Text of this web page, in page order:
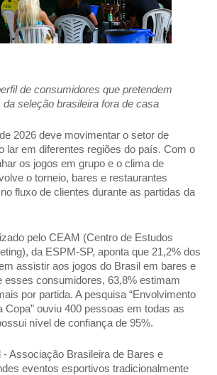
de consumidores que pretendem
seleção brasileira fora de casa
2026 deve movimentar o setor de
lar em diferentes regiões do país. Com o
os jogos em grupo e o clima de
o torneio, bares e restaurantes
fluxo de clientes durante as partidas da
pelo CEAM (Centro de Estudos
da ESPM-SP, aponta que 21,2% dos
assistir aos jogos do Brasil em bares e
esses consumidores, 63,8% estimam
por partida. A pesquisa “Envolvimento
Copa” ouviu 400 pessoas em todas as
nível de confiança de 95%.
- Associação Brasileira de Bares e
eventos esportivos tradicionalmente